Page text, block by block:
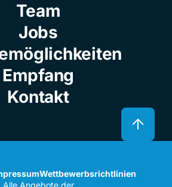
Team
Jobs
Empfang
Kontakt
Wettbewerbsrichtlinien